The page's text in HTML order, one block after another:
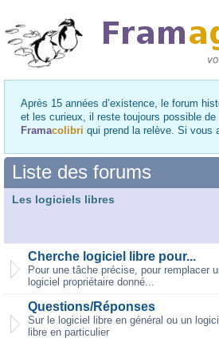
Après 15 années d’existence, le forum
et les curieux, il reste toujours possible
Framacolibri qui prend la relève. Si
Liste des forums
Les logiciels libres
Cherche logiciel libre pour...
Pour une tâche précise, pour remplacer
logiciel propriétaire donné...
Questions/Réponses
Sur le logiciel libre en général ou un
libre en particulier